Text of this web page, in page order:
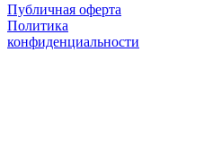
Публичная оферта
Политика
конфиденциальности